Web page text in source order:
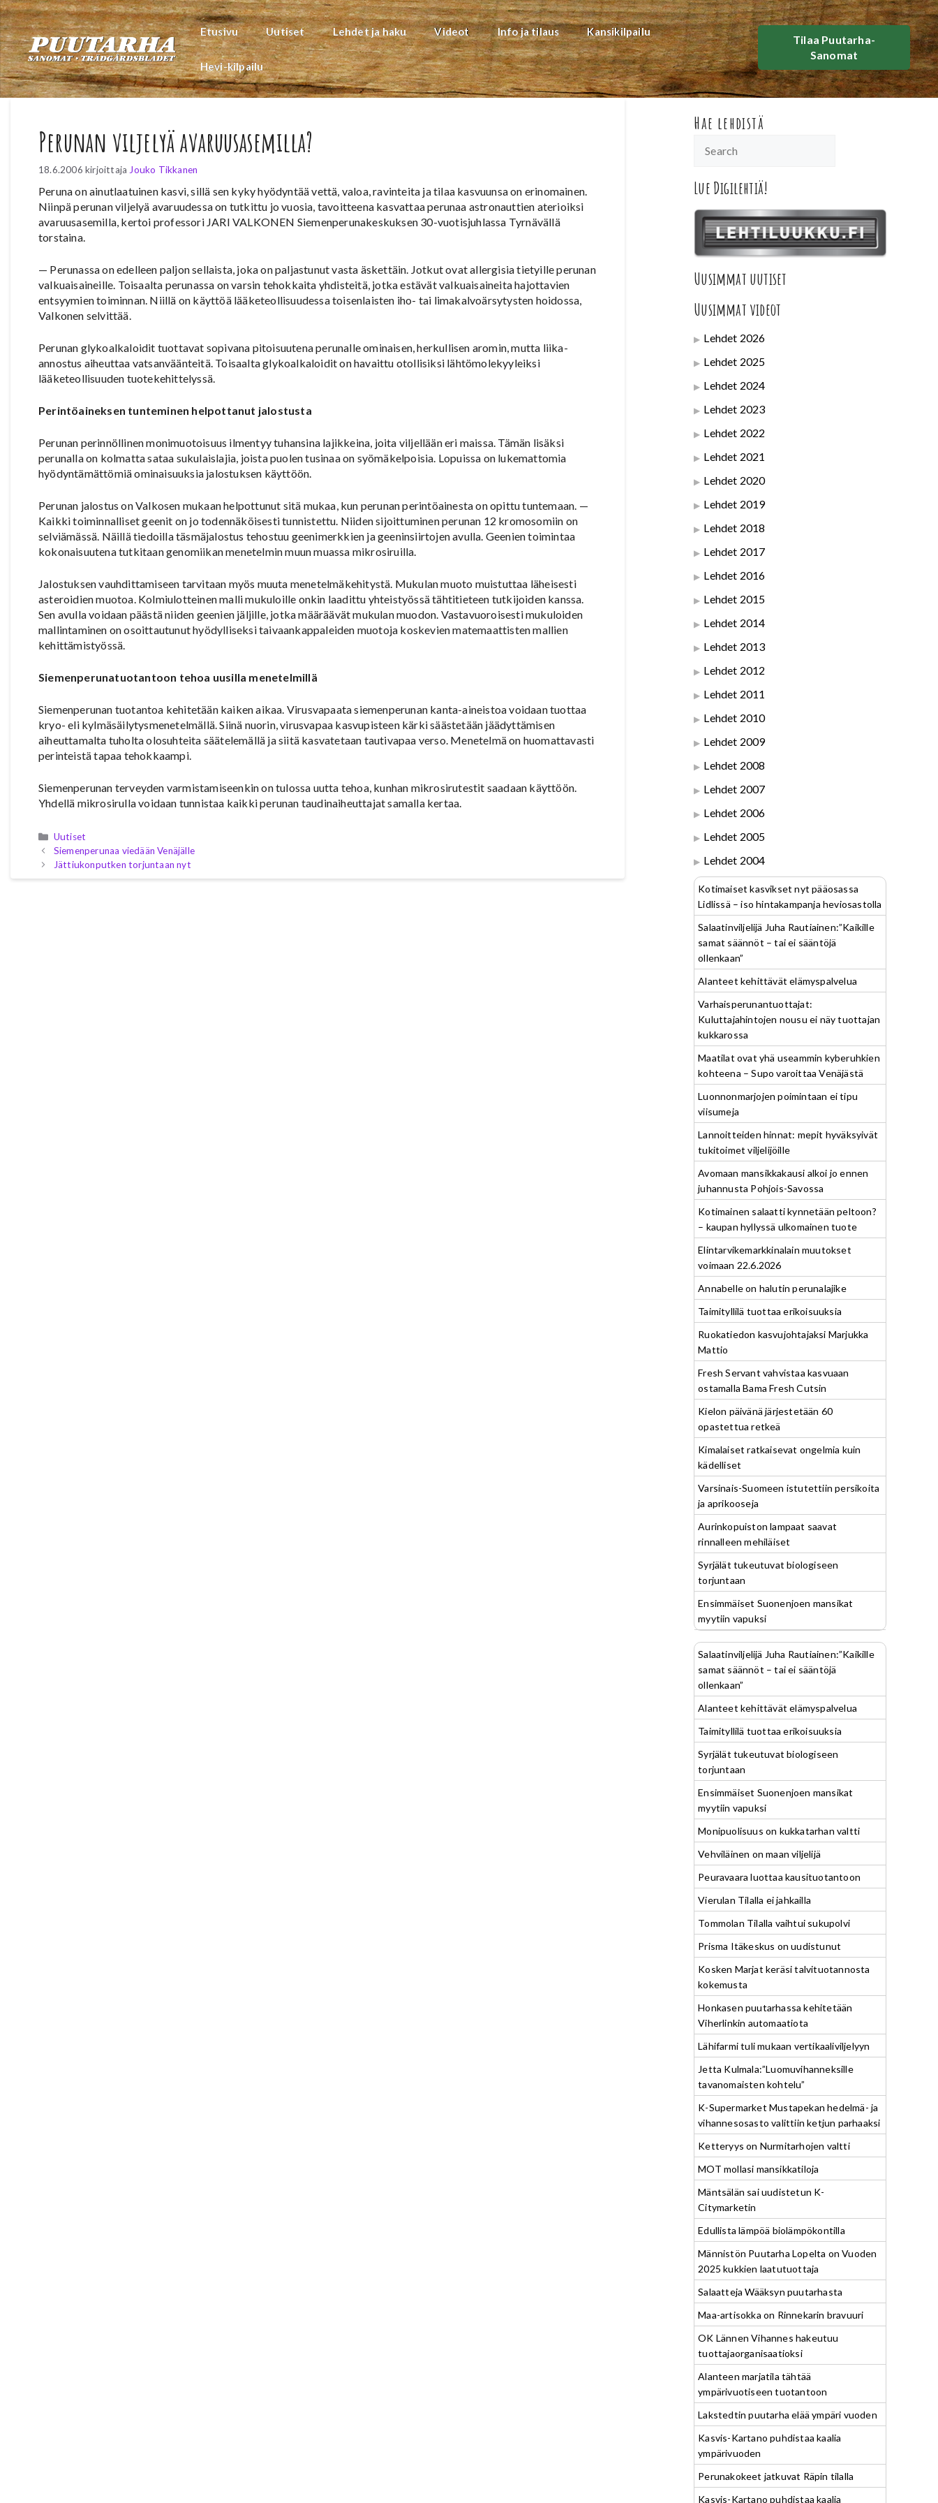
Siirry
sisältöön
Etusivu Uutiset Lehdet ja haku Videot Info ja tilaus Kansikilpailu
Hevi-kilpailu
Tilaa Puutarha-
Sanomat
Perunan viljelyä avaruusasemilla?
18.6.2006 kirjoittaja Jouko Tikkanen
Peruna on ainutlaatuinen kasvi, sillä sen kyky hyödyntää vettä, valoa, ravinteita ja tilaa kasvuunsa on erinomainen.
Niinpä perunan viljelyä avaruudessa on tutkittu jo vuosia, tavoitteena kasvattaa perunaa astronauttien aterioiksi
avaruusasemilla, kertoi professori JARI VALKONEN Siemenperunakeskuksen 30-vuotisjuhlassa Tyrnävällä
torstaina.
— Perunassa on edelleen paljon sellaista, joka on paljastunut vasta äskettäin. Jotkut ovat allergisia tietyille perunan
valkuaisaineille. Toisaalta perunassa on varsin tehokkaita yhdisteitä, jotka estävät valkuaisaineita hajottavien
entsyymien toiminnan. Niillä on käyttöä lääketeollisuudessa toisenlaisten iho- tai limakalvoärsytysten hoidossa,
Valkonen selvittää.
Perunan glykoalkaloidit tuottavat sopivana pitoisuutena perunalle ominaisen, herkullisen aromin, mutta liika-
annostus aiheuttaa vatsanväänteitä. Toisaalta glykoalkaloidit on havaittu otollisiksi lähtömolekyyleiksi
lääketeollisuuden tuotekehittelyssä.
Perintöaineksen tunteminen helpottanut jalostusta
Perunan perinnöllinen monimuotoisuus ilmentyy tuhansina lajikkeina, joita viljellään eri maissa. Tämän lisäksi
perunalla on kolmatta sataa sukulaislajia, joista puolen tusinaa on syömäkelpoisia. Lopuissa on lukemattomia
hyödyntämättömiä ominaisuuksia jalostuksen käyttöön.
Perunan jalostus on Valkosen mukaan helpottunut sitä mukaa, kun perunan perintöainesta on opittu tuntemaan. —
Kaikki toiminnalliset geenit on jo todennäköisesti tunnistettu. Niiden sijoittuminen perunan 12 kromosomiin on
selviämässä. Näillä tiedoilla täsmäjalostus tehostuu geenimerkkien ja geeninsiirtojen avulla. Geenien toimintaa
kokonaisuutena tutkitaan genomiikan menetelmin muun muassa mikrosiruilla.
Jalostuksen vauhdittamiseen tarvitaan myös muuta menetelmäkehitystä. Mukulan muoto muistuttaa läheisesti
asteroidien muotoa. Kolmiulotteinen malli mukuloille onkin laadittu yhteistyössä tähtitieteen tutkijoiden kanssa.
Sen avulla voidaan päästä niiden geenien jäljille, jotka määräävät mukulan muodon. Vastavuoroisesti mukuloiden
mallintaminen on osoittautunut hyödylliseksi taivaankappaleiden muotoja koskevien matemaattisten mallien
kehittämistyössä.
Siemenperunatuotantoon tehoa uusilla menetelmillä
Siemenperunan tuotantoa kehitetään kaiken aikaa. Virusvapaata siemenperunan kanta-aineistoa voidaan tuottaa
kryo- eli kylmäsäilytysmenetelmällä. Siinä nuorin, virusvapaa kasvupisteen kärki säästetään jäädyttämisen
aiheuttamalta tuholta olosuhteita säätelemällä ja siitä kasvatetaan tautivapaa verso. Menetelmä on huomattavasti
perinteistä tapaa tehokkaampi.
Siemenperunan terveyden varmistamiseenkin on tulossa uutta tehoa, kunhan mikrosirutestit saadaan käyttöön.
Yhdellä mikrosirulla voidaan tunnistaa kaikki perunan taudinaiheuttajat samalla kertaa.
Kategoriat
Uutiset
Siemenperunaa viedään Venäjälle
Jättiukonputken torjuntaan nyt
Hae lehdistä
Lue Digilehtiä!
Uusimmat uutiset
Uusimmat videot
Lehdet 2026
Lehdet 2025
Lehdet 2024
Lehdet 2023
Lehdet 2022
Lehdet 2021
Lehdet 2020
Lehdet 2019
Lehdet 2018
Lehdet 2017
Lehdet 2016
Lehdet 2015
Lehdet 2014
Lehdet 2013
Lehdet 2012
Lehdet 2011
Lehdet 2010
Lehdet 2009
Lehdet 2008
Lehdet 2007
Lehdet 2006
Lehdet 2005
Lehdet 2004
Kotimaiset kasvikset nyt pääosassa
Lidlissä – iso hintakampanja heviosastolla
Salaatinviljelijä Juha Rautiainen:”Kaikille
samat säännöt – tai ei sääntöjä
ollenkaan”
Alanteet kehittävät elämyspalvelua
Varhaisperunantuottajat:
Kuluttajahintojen nousu ei näy tuottajan
kukkarossa
Maatilat ovat yhä useammin kyberuhkien
kohteena – Supo varoittaa Venäjästä
Luonnonmarjojen poimintaan ei tipu
viisumeja
Lannoitteiden hinnat: mepit hyväksyivät
tukitoimet viljelijöille
Avomaan mansikkakausi alkoi jo ennen
juhannusta Pohjois-Savossa
Kotimainen salaatti kynnetään peltoon?
– kaupan hyllyssä ulkomainen tuote
Elintarvikemarkkinalain muutokset
voimaan 22.6.2026
Annabelle on halutin perunalajike
Taimityllilä tuottaa erikoisuuksia
Ruokatiedon kasvujohtajaksi Marjukka
Mattio
Fresh Servant vahvistaa kasvuaan
ostamalla Bama Fresh Cutsin
Kielon päivänä järjestetään 60
opastettua retkeä
Kimalaiset ratkaisevat ongelmia kuin
kädelliset
Varsinais-Suomeen istutettiin persikoita
ja aprikooseja
Aurinkopuiston lampaat saavat
rinnalleen mehiläiset
Syrjälät tukeutuvat biologiseen
torjuntaan
Ensimmäiset Suonenjoen mansikat
myytiin vapuksi
Salaatinviljelijä Juha Rautiainen:”Kaikille
samat säännöt – tai ei sääntöjä
ollenkaan”
Alanteet kehittävät elämyspalvelua
Taimityllilä tuottaa erikoisuuksia
Syrjälät tukeutuvat biologiseen
torjuntaan
Ensimmäiset Suonenjoen mansikat
myytiin vapuksi
Monipuolisuus on kukkatarhan valtti
Vehviläinen on maan viljelijä
Peuravaara luottaa kausituotantoon
Vierulan Tilalla ei jahkailla
Tommolan Tilalla vaihtui sukupolvi
Prisma Itäkeskus on uudistunut
Kosken Marjat keräsi talvituotannosta
kokemusta
Honkasen puutarhassa kehitetään
Viherlinkin automaatiota
Lähifarmi tuli mukaan vertikaaliviljelyyn
Jetta Kulmala:”Luomuvihanneksille
tavanomaisten kohtelu”
K-Supermarket Mustapekan hedelmä- ja
vihannesosasto valittiin ketjun parhaaksi
Ketteryys on Nurmitarhojen valtti
MOT mollasi mansikkatiloja
Mäntsälän sai uudistetun K-
Citymarketin
Edullista lämpöä biolämpökontilla
Männistön Puutarha Lopelta on Vuoden
2025 kukkien laatutuottaja
Salaatteja Wääksyn puutarhasta
Maa-artisokka on Rinnekarin bravuuri
OK Lännen Vihannes hakeutuu
tuottajaorganisaatioksi
Alanteen marjatila tähtää
ympärivuotiseen tuotantoon
Lakstedtin puutarha elää ympäri vuoden
Kasvis-Kartano puhdistaa kaalia
ympärivuoden
Perunakokeet jatkuvat Räpin tilalla
Kasvis-Kartano puhdistaa kaalia